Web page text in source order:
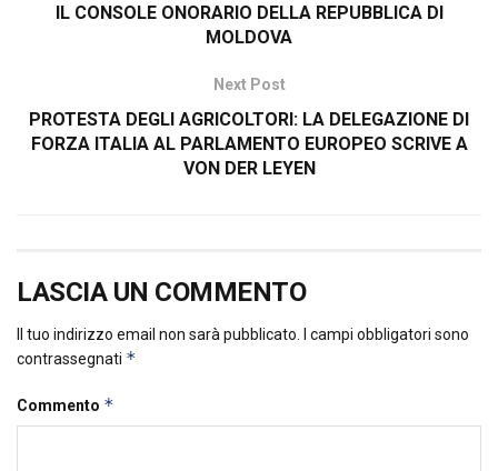
IL CONSOLE ONORARIO DELLA REPUBBLICA DI
MOLDOVA
Next Post
PROTESTA DEGLI AGRICOLTORI: LA DELEGAZIONE DI
FORZA ITALIA AL PARLAMENTO EUROPEO SCRIVE A
VON DER LEYEN
LASCIA UN COMMENTO
Il tuo indirizzo email non sarà pubblicato.
I campi obbligatori sono
contrassegnati *
Commento *